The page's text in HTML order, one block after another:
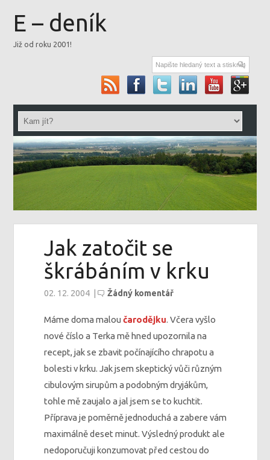
E – deník
Již od roku 2001!
Jak zatočit se
škrábáním v krku
02. 12. 2004 | Žádný komentář
Máme doma maloučarodějku. Včera vyšlo
nové číslo a Terka mě hned upozornila na
recept, jak se zbavit počínajícího chrapotu a
bolesti v krku. Jak jsem skeptický vůči různým
cibulovým sirupům a podobným dryjákům,
tohle mě zaujalo a jal jsem se to kuchtit.
Příprava je poměrně jednoduchá a zabere vám
maximálně deset minut. Výsledný produkt ale
nedoporučuji konzumovat před cestou do